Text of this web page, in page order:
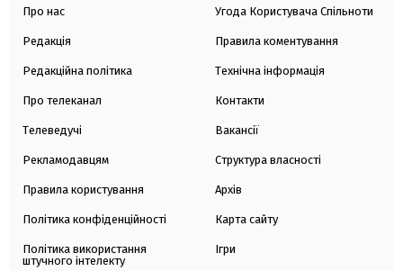
Про нас
Редакція
Редакційна політика
Про телеканал
Телеведучі
Рекламодавцям
Правила користування
Політика конфіденційності
Політика використання
штучного інтелекту
Угода Користувача Спільноти
Правила коментування
Технічна інформація
Контакти
Вакансії
Структура власності
Архів
Карта сайту
Ігри